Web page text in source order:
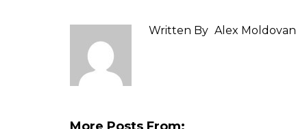
Written By Alex Moldovan